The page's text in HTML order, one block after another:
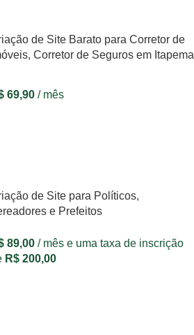
de Site Barato para Corretor de
Corretor de Seguros em Itapema
69,90 / mês
de Site para Políticos,
e Prefeitos
89,00 / mês e uma taxa de inscrição
R$ 200,00